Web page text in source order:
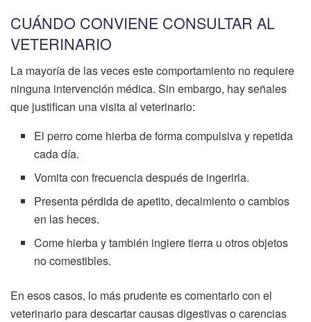
CUÁNDO CONVIENE CONSULTAR AL
VETERINARIO
La mayoría de las veces este comportamiento no requiere
ninguna intervención médica. Sin embargo, hay señales
que justifican una visita al veterinario:
El perro come hierba de forma compulsiva y repetida
cada día.
Vomita con frecuencia después de ingerirla.
Presenta pérdida de apetito, decaimiento o cambios
en las heces.
Come hierba y también ingiere tierra u otros objetos
no comestibles.
En esos casos, lo más prudente es comentarlo con el
veterinario para descartar causas digestivas o carencias